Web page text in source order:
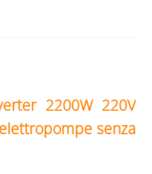
2200W 220V
senza